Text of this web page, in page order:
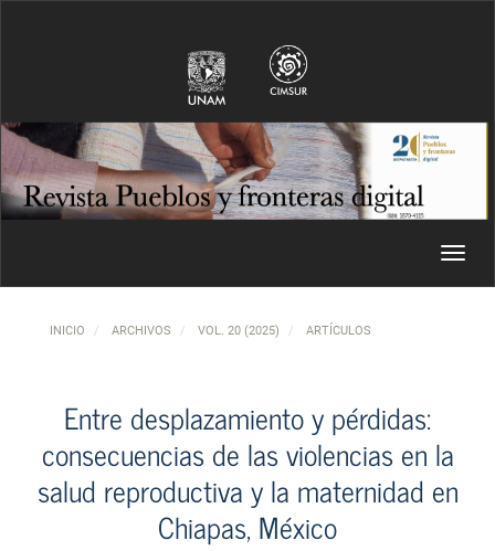
INICIO ARCHIVOS VOL. 20 (2025) ARTÍCULOS
Entre desplazamiento y pérdidas:
consecuencias de las violencias en la
salud reproductiva y la maternidad en
Chiapas, México